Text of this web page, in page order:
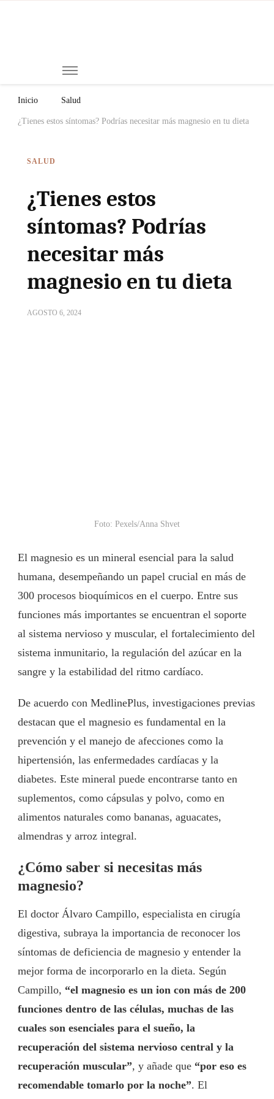
Inicio Salud
¿Tienes estos síntomas? Podrías necesitar más magnesio en tu dieta
SALUD
¿Tienes estos
síntomas? Podrías
necesitar más
magnesio en tu dieta
AGOSTO 6, 2024
Foto: Pexels/Anna Shvet
El magnesio es un mineral esencial para la salud
humana, desempeñando un papel crucial en más de
300 procesos bioquímicos en el cuerpo. Entre sus
funciones más importantes se encuentran el soporte
al sistema nervioso y muscular, el fortalecimiento del
sistema inmunitario, la regulación del azúcar en la
sangre y la estabilidad del ritmo cardíaco.
De acuerdo con MedlinePlus, investigaciones previas
destacan que el magnesio es fundamental en la
prevención y el manejo de afecciones como la
hipertensión, las enfermedades cardíacas y la
diabetes. Este mineral puede encontrarse tanto en
suplementos, como cápsulas y polvo, como en
alimentos naturales como bananas, aguacates,
almendras y arroz integral.
¿Cómo saber si necesitas más
magnesio?
El doctor Álvaro Campillo, especialista en cirugía
digestiva, subraya la importancia de reconocer los
síntomas de deficiencia de magnesio y entender la
mejor forma de incorporarlo en la dieta. Según
Campillo, “el magnesio es un ion con más de 200
funciones dentro de las células, muchas de las
cuales son esenciales para el sueño, la
recuperación del sistema nervioso central y la
recuperación muscular”, y añade que “por eso es
recomendable tomarlo por la noche”. El